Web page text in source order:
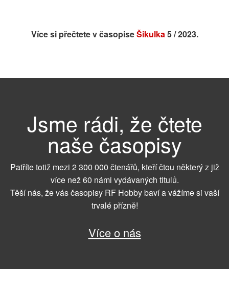
Více si přečtete v časopiseŠikulka5 / 2023.
Jsme rádi, že čtete
naše časopisy
Patříte totiž mezi 2 300 000 čtenářů, kteří čtou některý z již
více než 60 námi vydávaných titulů.
Těší nás, že vás časopisy RF Hobby baví a vážíme si vaší
trvalé přízně!
Více o nás